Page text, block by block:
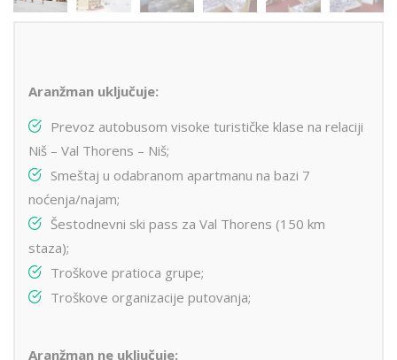
Aranžman uključuje:
Prevoz autobusom visoke turističke klase na relaciji
Niš – Val Thorens – Niš;
Smeštaj u odabranom apartmanu na bazi 7
noćenja/najam;
Šestodnevni ski pass za Val Thorens (150 km
staza);
Troškove pratioca grupe;
Troškove organizacije putovanja;
Aranžman ne uključuje: